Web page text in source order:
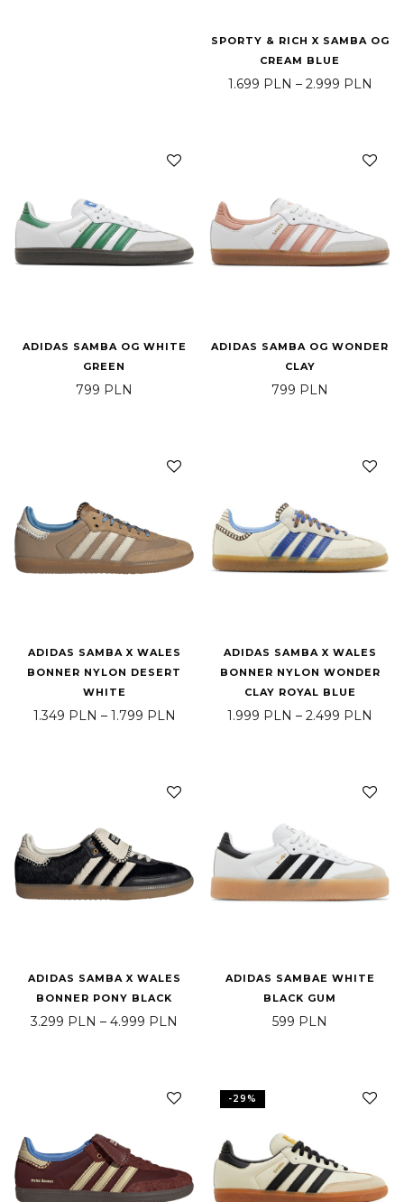
SPORTY & RICH X SAMBA OG
CREAM BLUE
1.699 PLN – 2.999 PLN
ADIDAS SAMBA OG WHITE
GREEN
799 PLN
ADIDAS SAMBA OG WONDER
CLAY
799 PLN
ADIDAS SAMBA X WALES
BONNER NYLON DESERT
WHITE
1.349 PLN – 1.799 PLN Price range: 1.349 PLN through
ADIDAS SAMBA X WALES
BONNER NYLON WONDER
CLAY ROYAL BLUE
1.999 PLN – 2.499 PLN
ADIDAS SAMBA X WALES
BONNER PONY BLACK
3.299 PLN – 4.999 PLN Price range: 3.299 PLN through
ADIDAS SAMBAE WHITE
BLACK GUM
599 PLN
-29%